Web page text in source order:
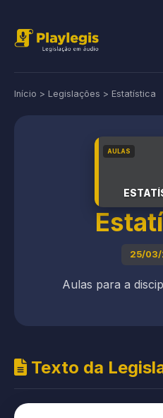
Início > Legislações > Estatística
AULAS
25/
Aulas para a
Texto da